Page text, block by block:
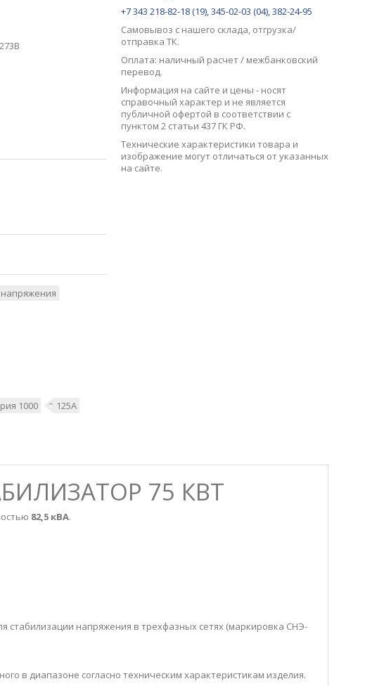
1000 125А
+7 343 218-82-18 (19), 345-02-03 (04), 382-24-95
Самовывоз с нашего склада, отгрузка/
отправка ТК.
Оплата: наличный расчет / межбанковский
перевод.
Информация на сайте и цены - носят
справочный характер и не является
публичной офертой в соответствии с
пунктом 2 статьи 437 ГК РФ.
Технические характеристики товара и
изображение могут отличаться от указанных
на сайте.
75 КВТ
82,5 кВА.
напряжения в трехфазных сетях (маркировка СНЭ-
в диапазоне согласно техническим характеристикам изделия.